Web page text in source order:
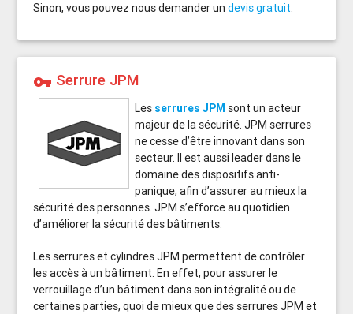
Sinon, vous pouvez nous demander undevis gratuit.
vpn_key Serrure JPM
Lesserrures JPM sont un acteur
majeur de la sécurité. JPM serrures
ne cesse d’être innovant dans son
secteur. Il est aussi leader dans le
domaine des dispositifs anti-
panique, afin d’assurer au mieux la
sécurité des personnes. JPM s’efforce au quotidien
d’améliorer la sécurité des bâtiments.
Les serrures et cylindres JPM permettent de contrôler
les accès à un bâtiment. En effet, pour assurer le
verrouillage d’un bâtiment dans son intégralité ou de
certaines parties, quoi de mieux que des serrures JPM et